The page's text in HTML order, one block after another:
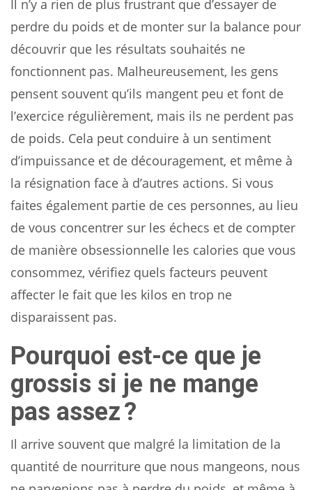
Il n’y a rien de plus frustrant que d’essayer de
perdre du poids et de monter sur la balance pour
découvrir que les résultats souhaités ne
fonctionnent pas. Malheureusement, les gens
pensent souvent qu’ils mangent peu et font de
l’exercice régulièrement, mais ils ne perdent pas
de poids. Cela peut conduire à un sentiment
d’impuissance et de découragement, et même à
la résignation face à d’autres actions. Si vous
faites également partie de ces personnes, au lieu
de vous concentrer sur les échecs et de compter
de manière obsessionnelle les calories que vous
consommez, vérifiez quels facteurs peuvent
affecter le fait que les kilos en trop ne
disparaissent pas.
Pourquoi est-ce que je
grossis si je ne mange
pas assez ?
Il arrive souvent que malgré la limitation de la
quantité de nourriture que nous mangeons, nous